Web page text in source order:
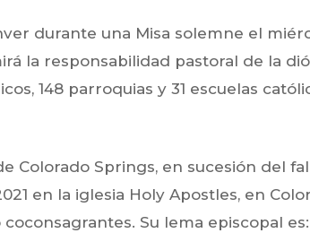
durante una Misa solemne el
la responsabilidad pastoral de la
148 parroquias y 31 escuelas
Colorado Springs, en sucesión del
en la iglesia Holy Apostles, en
Su lema episcopal es: